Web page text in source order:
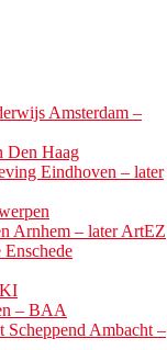
Amsterdam –
Den Haag
Eindhoven – later
Arnhem – later ArtEZ
– BAA
Scheppend Ambacht –